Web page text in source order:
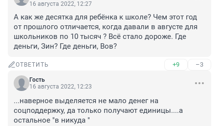
16 августа 2022, 12:27
А как же десятка для ребёнка к школе? Чем этот год
от прошлого отличается, когда давали в августе для
школьников по 10 тысяч ? Всё стало дороже. Где
деньги, Зин? Где деньги, Вов?
ОТВЕТИТЬ +9 –3
Гость
16 августа 2022, 12:23
...наверное выделяется не мало денег на
соцподдержку, да только получают единицы....а
остальное "в никуда "